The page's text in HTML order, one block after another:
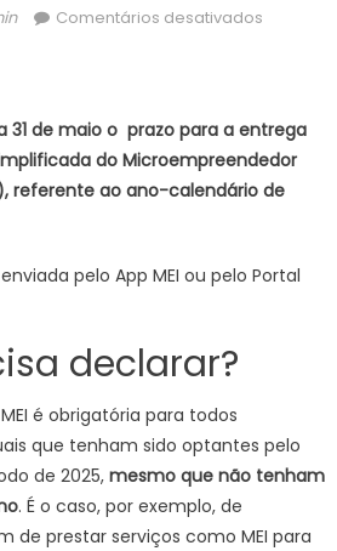
Comentários desativadosem
anual
do
MEI
31
31 de maio o prazo para a entrega
do Microempreendedor
referente ao ano-calendário de
pelo App MEI ou pelo Portal
declarar?
é obrigatória para todos
que tenham sido optantes pelo
de 2025, mesmo que não tenham
. É o caso, por exemplo, de
de prestar serviços como MEI para